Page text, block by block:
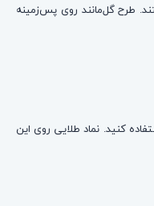
طرح گل‌مانند روی پس‌زمینه
استفاده کنید. نماد طلایی روی این